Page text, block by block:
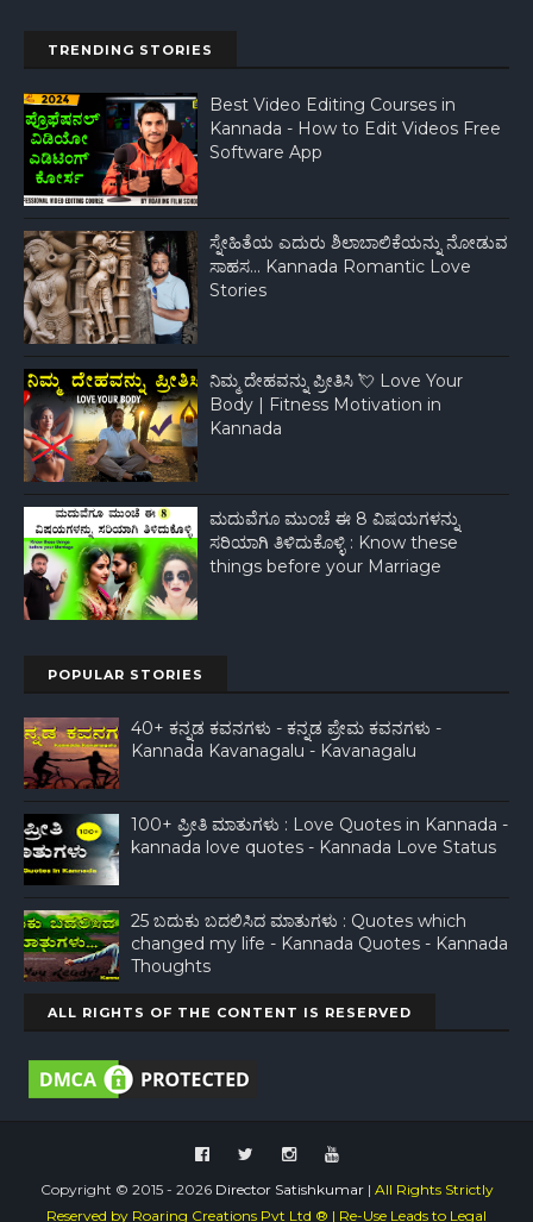
TRENDING STORIES
Best Video Editing Courses in
Kannada - How to Edit Videos Free
Software App
ಸ್ನೇಹಿತೆಯ ಎದುರು ಶಿಲಾಬಾಲಿಕೆಯನ್ನು ನೋಡುವ
ಸಾಹಸ... Kannada Romantic Love
Stories
ನಿಮ್ಮ ದೇಹವನ್ನು ಪ್ರೀತಿಸಿ 💘 Love Your
Body | Fitness Motivation in
Kannada
ಮದುವೆಗೂ ಮುಂಚೆ ಈ 8 ವಿಷಯಗಳನ್ನು
ಸರಿಯಾಗಿ ತಿಳಿದುಕೊಳ್ಳಿ : Know these
things before your Marriage
POPULAR STORIES
40+ ಕನ್ನಡ ಕವನಗಳು - ಕನ್ನಡ ಪ್ರೇಮ ಕವನಗಳು -
Kannada Kavanagalu - Kavanagalu
100+ ಪ್ರೀತಿ ಮಾತುಗಳು : Love Quotes in Kannada -
kannada love quotes - Kannada Love Status
25 ಬದುಕು ಬದಲಿಸಿದ ಮಾತುಗಳು : Quotes which
changed my life - Kannada Quotes - Kannada
Thoughts
ALL RIGHTS OF THE CONTENT IS RESERVED
Copyright © 2015 - 2026 Director Satishkumar| All Rights Strictly
Reserved by Roaring Creations Pvt Ltd ® | Re-Use Leads to Legal